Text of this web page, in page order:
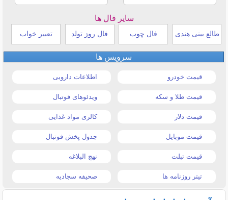
سایر فال ها
طالع بینی هندی فال چوب فال روز تولد تعبیر خواب
سرویس ها
قیمت خودرو اطلاعات دارویی
قیمت طلا و سکه ویدئوهای فوتبال
قیمت دلار کالری مواد غذایی
قیمت موبایل جدول پخش فوتبال
قیمت تبلت نهج البلاغه
تیتر روزنامه ها صحیفه سجادیه